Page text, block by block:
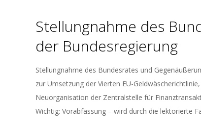
Stellungnahme des
der Bundesregierung
2017-
04-
20
Stellungnahme des Bundesrates und
zur Umsetzung der Vierten EU-
Neuorganisation der Zentralstelle für
Wichtig: Vorabfassung – wird durch die lektorierte